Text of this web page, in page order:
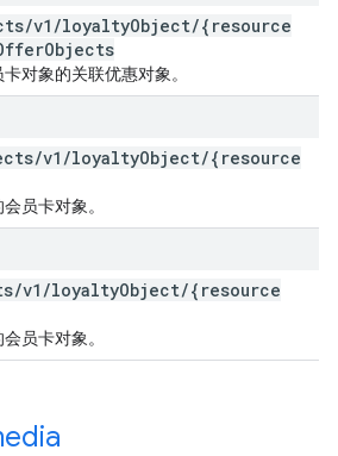
/v1 /loyaltyObject/{resource
Objects
对象的关联优惠对象。
/v1 /loyaltyObject/{resource
员卡对象。
/v1 /loyaltyObject/{resource
员卡对象。